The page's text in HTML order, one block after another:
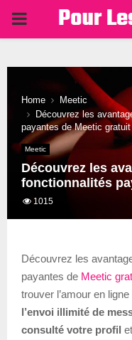
PRIMARY
Home
Meetic
Découvrez les
payantes de Meetic gratuit
Meetic
Découvrez les
fonctionnalités
1015
Découvrez les
payantes de Meetic
trouver l’amour en
l’envoi illimité de
consulté votre profil et